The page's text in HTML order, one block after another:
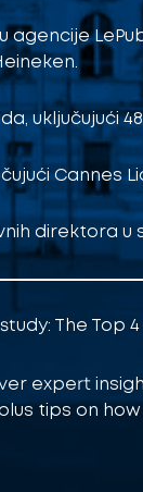
uključujući
Cannes
direktora u
The Top
expert
tips on